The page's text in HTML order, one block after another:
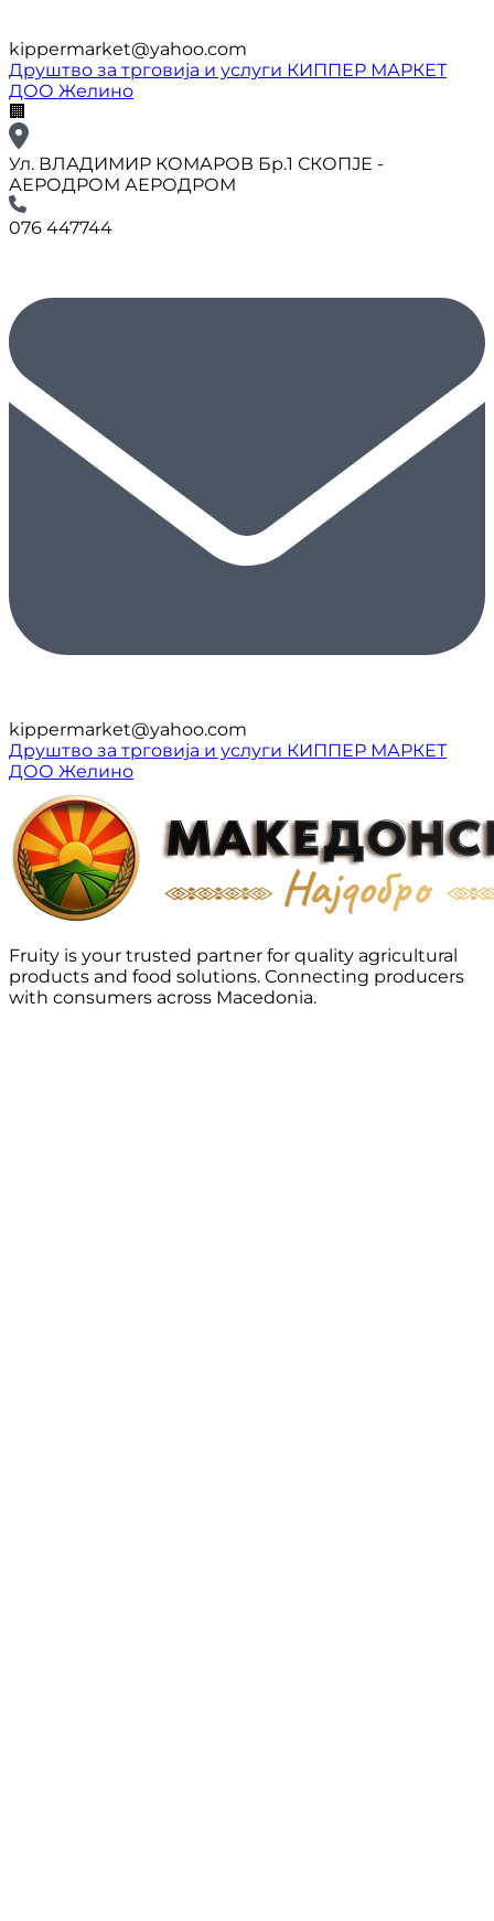
kippermarket@yahoo.com
Друштво за трговија и услуги КИППЕР МАРКЕТ
ДОО Желино
🏢
Ул. ВЛАДИМИР КОМАРОВ Бр.1 СКОПЈЕ -
АЕРОДРОМ АЕРОДРОМ
076 447744
kippermarket@yahoo.com
Друштво за трговија и услуги КИППЕР МАРКЕТ
ДОО Желино
Fruity is your trusted partner for quality agricultural
products and food solutions. Connecting producers
with consumers across Macedonia.